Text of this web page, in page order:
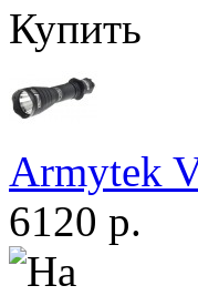
Купить
Armytek
6120 р.